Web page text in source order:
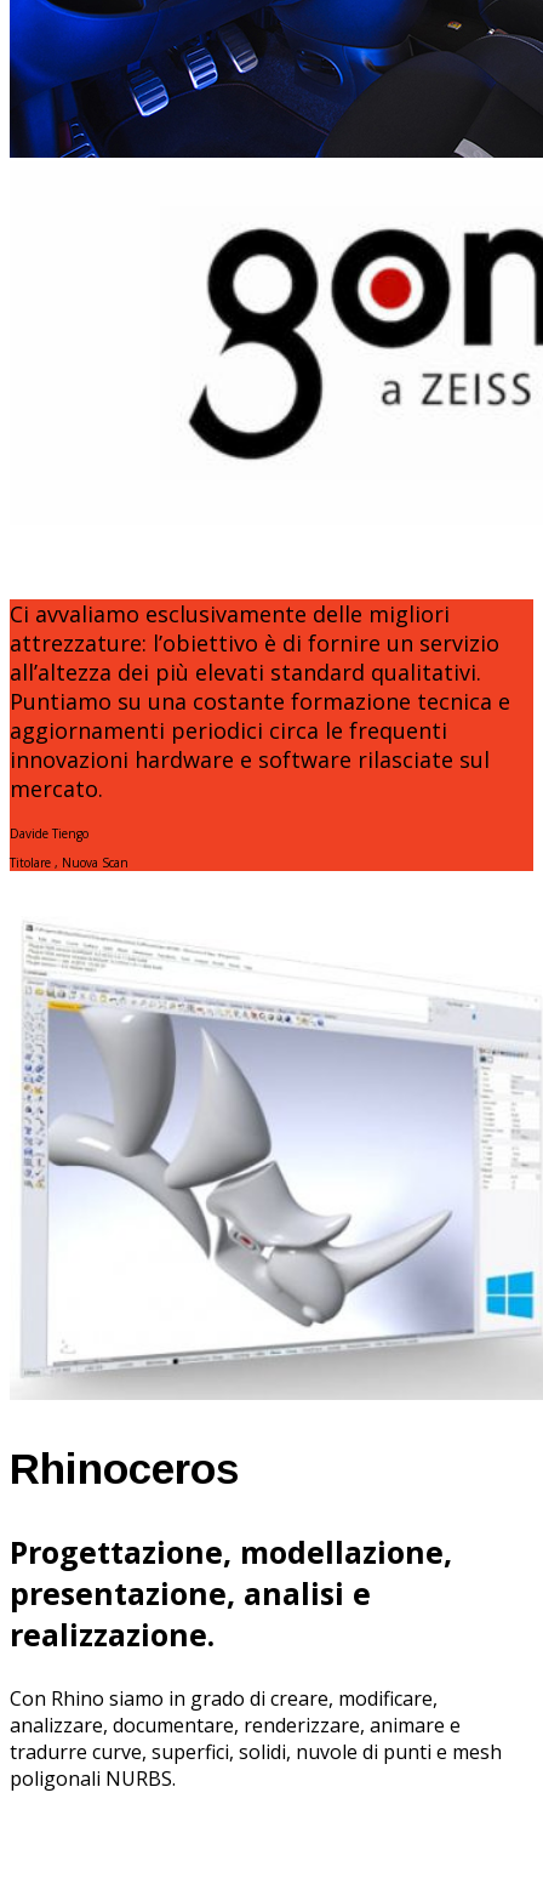
Ci avvaliamo esclusivamente delle migliori
attrezzature: l’obiettivo è di fornire un servizio
all’altezza dei più elevati standard qualitativi.
Puntiamo su una costante formazione tecnica e
aggiornamenti periodici circa le frequenti
innovazioni hardware e software rilasciate sul
mercato.
Davide Tiengo
Titolare , Nuova Scan
Rhinoceros
Progettazione, modellazione,
presentazione, analisi e
realizzazione.
Con Rhino siamo in grado di creare, modificare,
analizzare, documentare, renderizzare, animare e
tradurre curve, superfici, solidi, nuvole di punti e mesh
poligonali NURBS.